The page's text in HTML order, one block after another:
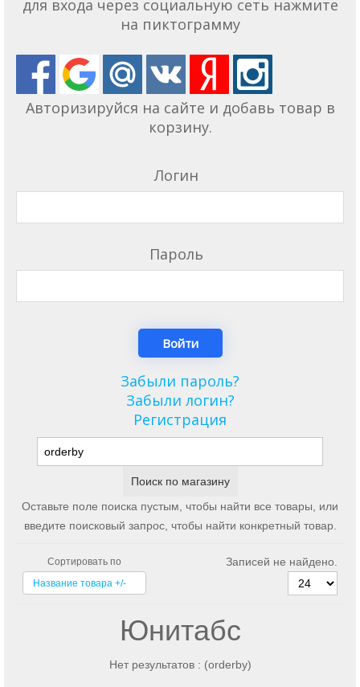
для входа через социальную сеть нажмите
на пиктограмму
Авторизируйся на сайте и добавь товар в
корзину.
Логин
Пароль
Забыли пароль?
Забыли логин?
Регистрация
Оставьте поле поиска пустым, чтобы найти все товары, или
введите поисковый запрос, чтобы найти конкретный товар.
Сортировать по
Название товара +/-
Записей не найдено.
Юнитабс
Нет результатов : (orderby)